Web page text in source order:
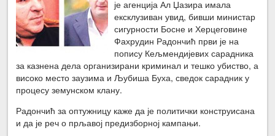
је агенција Ал Џазира имала
ексклузиван увид, бивши министар
сигурности Босне и Херцеговине
Фахрудин Радончић први је на
попису Кељмендијевих сарадника
за казнена дела организирани криминал и тешко убиство, а
високо место заузима и Љубиша Буха, сведок сарадник у
процесу земунском клану.
Радончић за оптужницу каже да је политички конструисана
и да је реч о прљавој предизборној кампањи.